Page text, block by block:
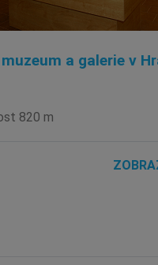
a galerie v
820 m